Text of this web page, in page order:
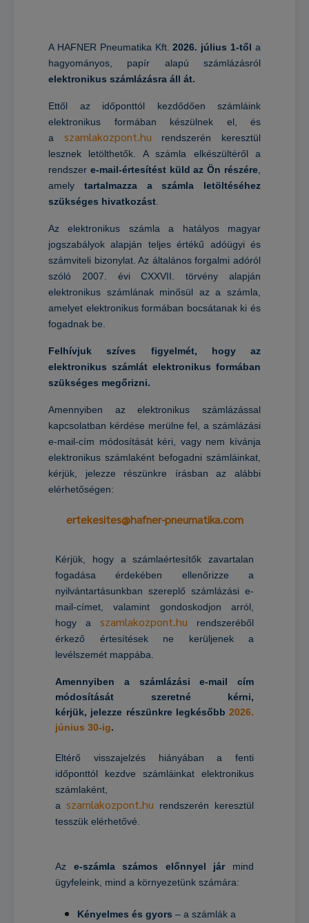
A HAFNER Pneumatika Kft.2026. július 1-től a
hagyományos, papír alapú számlázásról
elektronikus számlázásra áll át.
Ettől az időponttól kezdődően számláink
elektronikus formában készülnek el, és
a szamlakozpont.hu rendszerén keresztül
lesznek letölthetők. A számla elkészültéről a
rendszer e-mail-értesítést küld az Ön részére
amely tartalmazza a számla letöltéséhez
szükséges hivatkozást
Az elektronikus számla a hatályos magyar
jogszabályok alapján teljes értékű adóügyi és
számviteli bizonylat. Az általános forgalmi adóról
szóló 2007. évi CXXVII. törvény alapján
elektronikus számlának minősül az a számla,
amelyet elektronikus formában bocsátanak ki és
fogadnak be.
Felhívjuk szíves figyelmét, hogy az
elektronikus számlát elektronikus formában
szükséges megőrizni.
Amennyiben az elektronikus számlázással
kapcsolatban kérdése merülne fel, a számlázási
e-mail-cím módosítását kéri, vagy nem kívánja
elektronikus számlaként befogadni számláinkat,
kérjük, jelezze részünkre írásban az alábbi
elérhetőségen:
ertekesites@hafner-pneumatika.com
Kérjük, hogy a számlaértesítők zavartalan
fogadása érdekében ellenőrizze a
nyilvántartásunkban szereplő számlázási e-
mail-címet, valamint gondoskodjon arról,
hogy a szamlakozpont.hu rendszeréből
érkező értesítések ne kerüljenek a
levélszemét mappába.
Amennyiben a számlázási e-mail cím
módosítását szeretné kérni,
kérjük, jelezze részünkre legkésőbb 2026.
június 30-ig.
Eltérő visszajelzés hiányában a fenti
időponttól kezdve számláinkat elektronikus
számlaként,
a szamlakozpont.hu rendszerén keresztül
tesszük elérhetővé.
Az e-számla számos előnnyel jármind
ügyfeleink, mind a környezetünk számára:
Kényelmes és gyors – a számlák a